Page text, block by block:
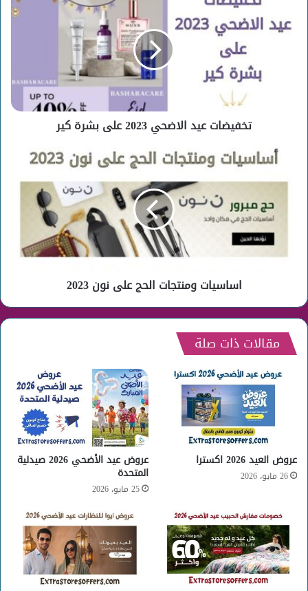
الاضحي
2023
تخفيضات عيد الاضحي 2023 على بشرة كير
اساسيات
ومنتجات
الحج
اساسيات ومنتجات الحج على نون 2023
مقالات ذات صلة
عروض العيد 2026 اكسترا
26 مايو، 2026
عروض عيد الأضحي 2026 صيدلية
المتحدة
25 مايو، 2026